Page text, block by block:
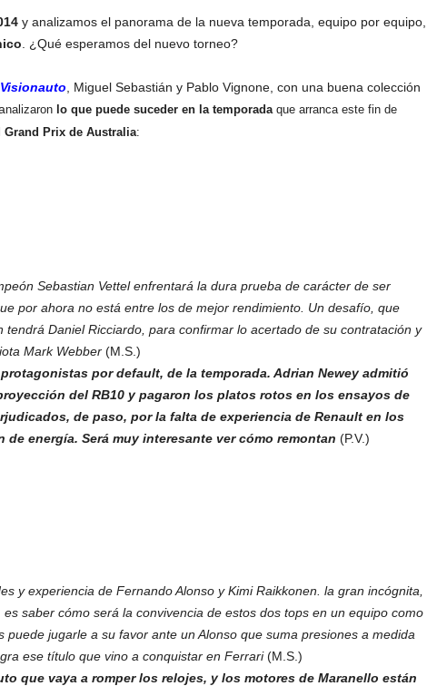
y analizamos el panorama de la nueva temporada, equipo por equipo,
. ¿Qué esperamos del nuevo torneo?
Visionauto , Miguel Sebastián y Pablo Vignone, con una buena colección
nalizaron lo que puede suceder en la temporadaque arranca este fin de
Grand Prix de Australia:
Sebastian Vettel enfrentará la dura prueba de carácter de ser
por ahora no está entre los de mejor rendimiento. Un desafío, que
tendrá Daniel Ricciardo, para confirmar lo acertado de su contratación y
Mark Webber(M.S.)
por default, de la temporada. Adrian Newey admitió
del RB10 y pagaron los platos rotos en los ensayos de
de paso, por la falta de experiencia de Renault en los
de energía. Será muy interesante ver cómo remontan (P.V.)
y experiencia de Fernando Alonso y Kimi Raikkonen. la gran incógnita,
saber cómo será la convivencia de estos dos tops en un equipo como
puede jugarle a su favor ante un Alonso que suma presiones a medida
ese título que vino a conquistar en Ferrari(M.S.)
que vaya a romper los relojes, y los motores de Maranello están